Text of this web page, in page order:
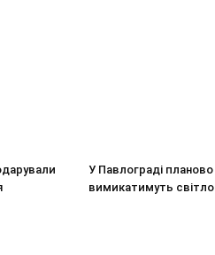
У Павлограді планово
вимикатимуть світло